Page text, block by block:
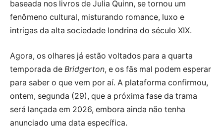
baseada nos livros de Julia Quinn, se tornou um
fenômeno cultural, misturando romance, luxo e
intrigas da alta sociedade londrina do século XIX.
Agora, os olhares já estão voltados para a quarta
temporada de Bridgerton, e os fãs mal podem esperar
para saber o que vem por aí. A plataforma confirmou,
ontem, segunda (29), que a próxima fase da trama
será lançada em 2026, embora ainda não tenha
anunciado uma data específica.